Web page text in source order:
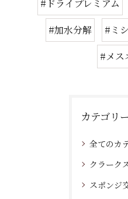
#ドライプレミアム
#加水分解
#ミ
#メス
カテゴリ
全てのカ
クラーク
スポン